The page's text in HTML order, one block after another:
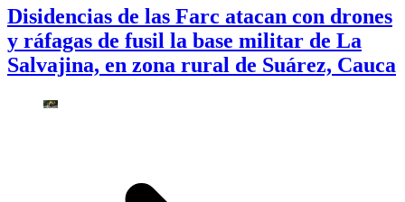
Disidencias de las Farc atacan con drones
y ráfagas de fusil la base militar de La
Salvajina, en zona rural de Suárez, Cauca